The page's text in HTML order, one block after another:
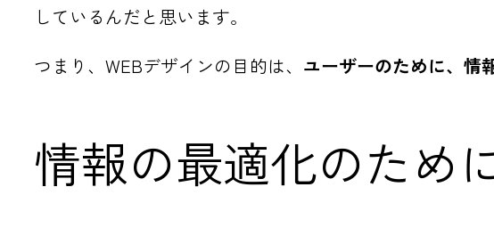
しているんだと思います。
つまり、WEBデザインの目的は、 ユーザーのために、情
情報の最適化のため